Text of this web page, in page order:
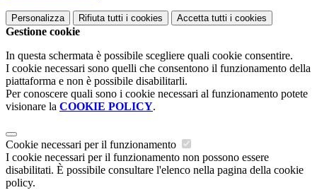
Personalizza Rifiuta tutti i cookies Accetta tutti i cookies
Gestione cookie
In questa schermata è possibile scegliere quali cookie consentire.
I cookie necessari sono quelli che consentono il funzionamento della
piattaforma e non è possibile disabilitarli.
Per conoscere quali sono i cookie necessari al funzionamento potete
visionare la COOKIE POLICY.
Cookie necessari per il funzionamento
I cookie necessari per il funzionamento non possono essere
disabilitati. È possibile consultare l'elenco nella pagina della cookie
policy.